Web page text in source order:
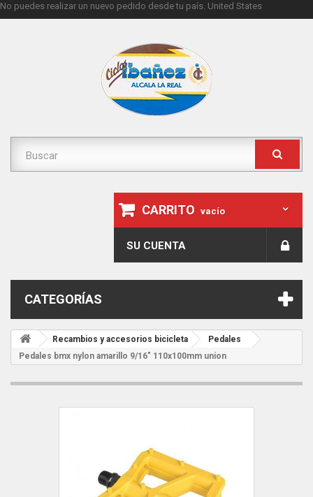
No puedes realizar un nuevo pedido desde tu país. United States
CARRITO vacío
SU CUENTA
CATEGORÍAS
Recambios y accesorios bicicleta
Pedales
Pedales bmx nylon amarillo 9/16" 110x100mm union